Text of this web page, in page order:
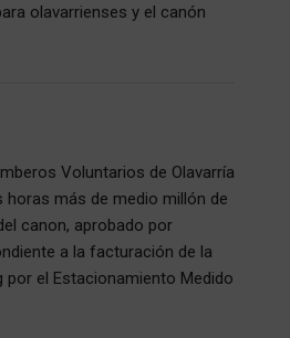
olavarrienses y el canón
Voluntarios de Olavarría
horas más de medio millón de
canon, aprobado por
a la facturación de la
por el Estacionamiento Medido